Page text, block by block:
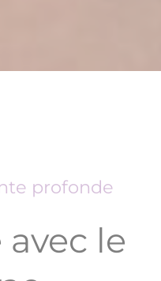
profonde
le